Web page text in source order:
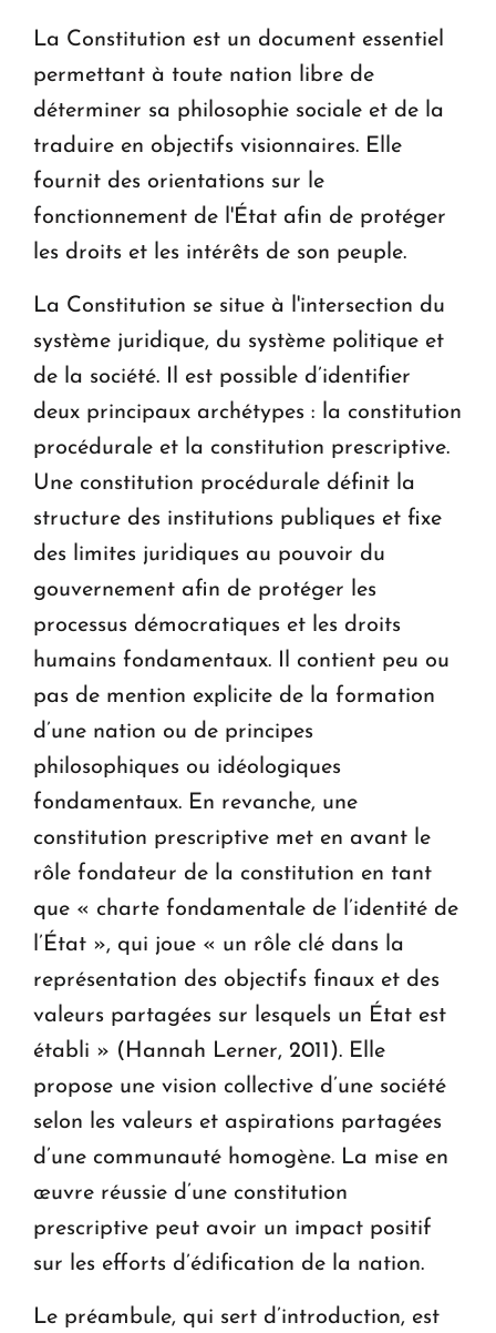
La Constitution est un document essentiel
permettant à toute nation libre de
déterminer sa philosophie sociale et de la
traduire en objectifs visionnaires. Elle
fournit des orientations sur le
fonctionnement de l'État afin de protéger
les droits et les intérêts de son peuple.
La Constitution se situe à l'intersection du
système juridique, du système politique et
de la société. Il est possible d’identifier
deux principaux archétypes : la constitution
procédurale et la constitution prescriptive.
Une constitution procédurale définit la
structure des institutions publiques et fixe
des limites juridiques au pouvoir du
gouvernement afin de protéger les
processus démocratiques et les droits
humains fondamentaux. Il contient peu ou
pas de mention explicite de la formation
d’une nation ou de principes
philosophiques ou idéologiques
fondamentaux. En revanche, une
constitution prescriptive met en avant le
rôle fondateur de la constitution en tant
que « charte fondamentale de l’identité de
l’État », qui joue « un rôle clé dans la
représentation des objectifs finaux et des
valeurs partagées sur lesquels un État est
établi » (Hannah Lerner, 2011). Elle
propose une vision collective d’une société
selon les valeurs et aspirations partagées
d’une communauté homogène. La mise en
œuvre réussie d’une constitution
prescriptive peut avoir un impact positif
sur les efforts d’édification de la nation.
Le préambule, qui sert d’introduction, est